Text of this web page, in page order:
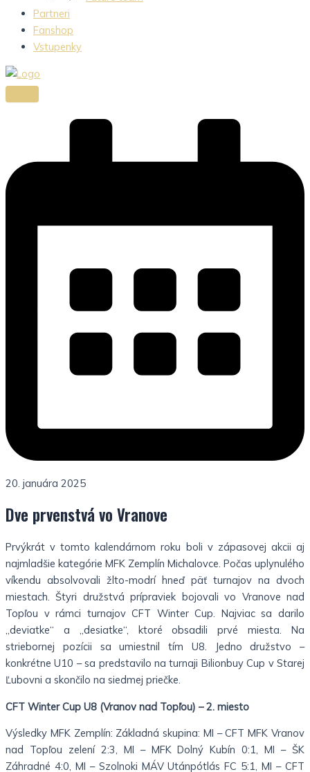
Partneri
Fanshop
Vstupenky
20. januára 2025
Dve prvenstvá vo Vranove
Prvýkrát v tomto kalendárnom roku boli v zápasovej akcii aj
najmladšie kategórie MFK Zemplín Michalovce. Počas uplynulého
víkendu absolvovali žlto-modrí hneď päť turnajov na dvoch
miestach. Štyri družstvá prípraviek bojovali vo Vranove nad
Topľou v rámci turnajov CFT Winter Cup. Najviac sa darilo
„deviatke“ a „desiatke“, ktoré obsadili prvé miesta. Na
striebornej pozícii sa umiestnil tím U8. Jedno družstvo –
konkrétne U10 – sa predstavilo na turnaji Bilionbuy Cup v Starej
Ľubovni a skončilo na siedmej priečke.
CFT Winter Cup U8 (Vranov nad Topľou) – 2. miesto
Výsledky MFK Zemplín: Základná skupina: MI – CFT MFK Vranov
nad Topľou zelení 2:3, MI – MFK Dolný Kubín 0:1, MI – ŠK
Záhradné 4:0, MI – Szolnoki MÁV Utánpótlás FC 5:1, MI – CFT